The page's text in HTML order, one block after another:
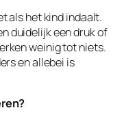
als het kind indaalt.
duidelijk een druk of
weinig tot niets.
en allebei is